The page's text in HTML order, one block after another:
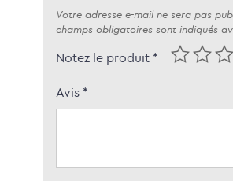
Votre adresse e-mail ne sera pas
champs obligatoires sont indiqués
Notez le produit *
Avis *